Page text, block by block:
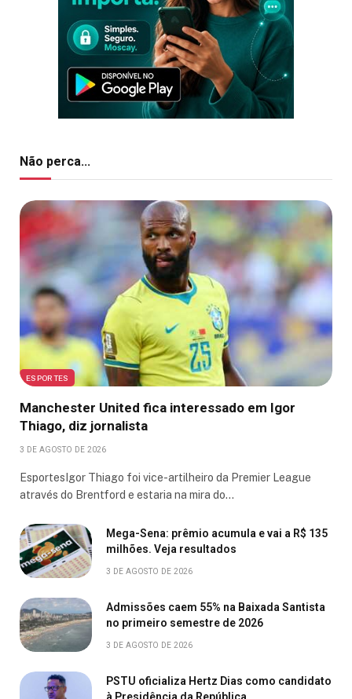
Não perca...
ESPORTES
Manchester United fica interessado em Igor
Thiago, diz jornalista
3 DE AGOSTO DE 2026
EsportesIgor Thiago foi vice-artilheiro da Premier League
através do Brentford e estaria na mira do…
Mega-Sena: prêmio acumula e vai a R$ 135
milhões. Veja resultados
3 DE AGOSTO DE 2026
Admissões caem 55% na Baixada Santista
no primeiro semestre de 2026
3 DE AGOSTO DE 2026
PSTU oficializa Hertz Dias como candidato
à Presidência da República